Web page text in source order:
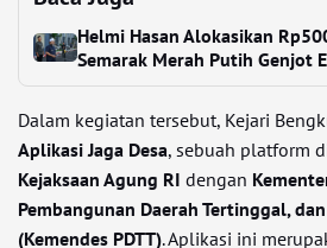
Helmi Hasan Alokasikan
Semarak Merah Putih Genjot
Dalam kegiatan tersebut, Kejari
Aplikasi Jaga Desa, sebuah platform
Kejaksaan Agung RI dengan
Pembangunan Daerah Tertinggal,
(Kemendes PDTT). Aplikasi ini